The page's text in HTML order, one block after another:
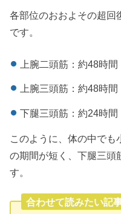
各部位のおおよその超回
です。
上腕二頭筋：約48時間
上腕三頭筋：約48時間
下腿三頭筋：約24時間
このように、体の中でも
の期間が短く、下腿三頭
す。
合わせて読みたい記